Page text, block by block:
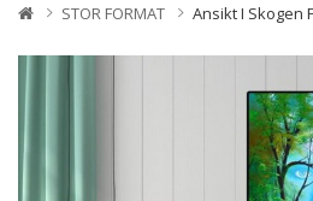
STOR FORMAT Ansikt I Skogen